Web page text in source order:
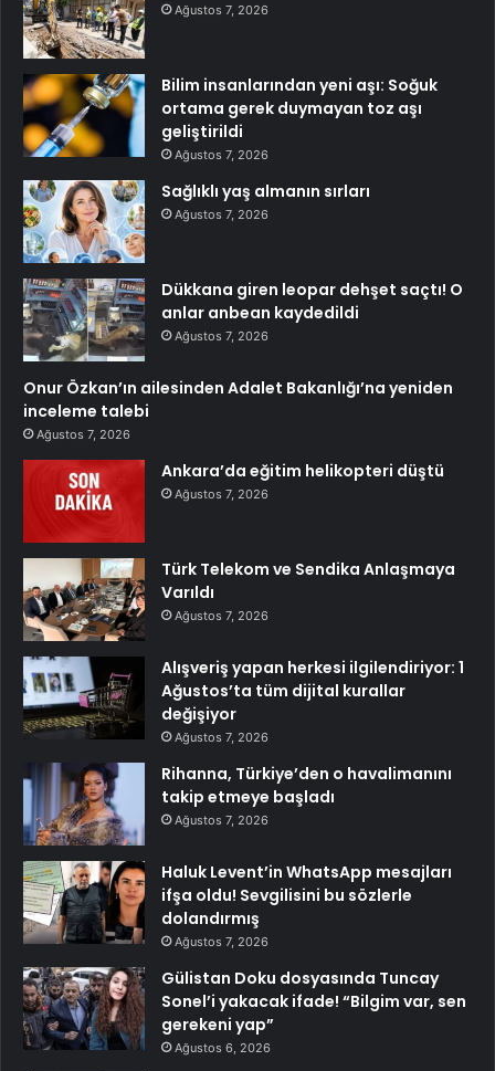
Ağustos 7, 2026
Bilim insanlarından yeni aşı: Soğuk
ortama gerek duymayan toz aşı
geliştirildi
Ağustos 7, 2026
Sağlıklı yaş almanın sırları
Ağustos 7, 2026
Dükkana giren leopar dehşet saçtı! O
anlar anbean kaydedildi
Ağustos 7, 2026
Onur Özkan’ın ailesinden Adalet Bakanlığı’na yeniden
inceleme talebi
Ağustos 7, 2026
Ankara’da eğitim helikopteri düştü
Ağustos 7, 2026
Türk Telekom ve Sendika Anlaşmaya
Varıldı
Ağustos 7, 2026
Alışveriş yapan herkesi ilgilendiriyor: 1
Ağustos’ta tüm dijital kurallar
değişiyor
Ağustos 7, 2026
Rihanna, Türkiye’den o havalimanını
takip etmeye başladı
Ağustos 7, 2026
Haluk Levent’in WhatsApp mesajları
ifşa oldu! Sevgilisini bu sözlerle
dolandırmış
Ağustos 7, 2026
Gülistan Doku dosyasında Tuncay
Sonel’i yakacak ifade! “Bilgim var, sen
gerekeni yap”
Ağustos 6, 2026